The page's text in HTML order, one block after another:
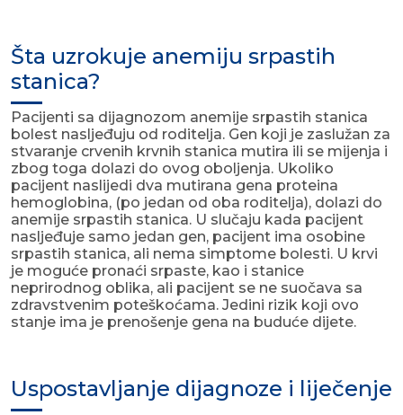
Šta uzrokuje anemiju srpastih
stanica?
Pacijenti sa dijagnozom anemije srpastih stanica
bolest nasljeđuju od roditelja. Gen koji je zaslužan za
stvaranje crvenih krvnih stanica mutira ili se mijenja i
zbog toga dolazi do ovog oboljenja. Ukoliko
pacijent naslijedi dva mutirana gena proteina
hemoglobina, (po jedan od oba roditelja), dolazi do
anemije srpastih stanica. U slučaju kada pacijent
nasljeđuje samo jedan gen, pacijent ima osobine
srpastih stanica, ali nema simptome bolesti. U krvi
je moguće pronaći srpaste, kao i stanice
neprirodnog oblika, ali pacijent se ne suočava sa
zdravstvenim poteškoćama. Jedini rizik koji ovo
stanje ima je prenošenje gena na buduće dijete.
Uspostavljanje dijagnoze i liječenje